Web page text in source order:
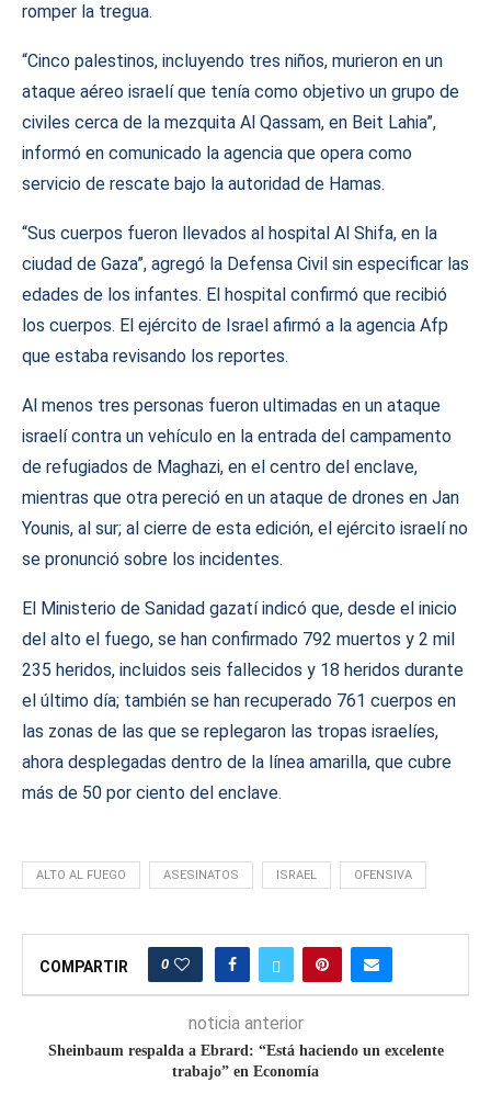
romper la tregua.
“Cinco palestinos, incluyendo tres niños, murieron en un
ataque aéreo israelí que tenía como objetivo un grupo de
civiles cerca de la mezquita Al Qassam, en Beit Lahia”,
informó en comunicado la agencia que opera como
servicio de rescate bajo la autoridad de Hamas.
“Sus cuerpos fueron llevados al hospital Al Shifa, en la
ciudad de Gaza”, agregó la Defensa Civil sin especificar las
edades de los infantes. El hospital confirmó que recibió
los cuerpos. El ejército de Israel afirmó a la agencia Afp
que estaba revisando los reportes.
Al menos tres personas fueron ultimadas en un ataque
israelí contra un vehículo en la entrada del campamento
de refugiados de Maghazi, en el centro del enclave,
mientras que otra pereció en un ataque de drones en Jan
Younis, al sur; al cierre de esta edición, el ejército israelí no
se pronunció sobre los incidentes.
El Ministerio de Sanidad gazatí indicó que, desde el inicio
del alto el fuego, se han confirmado 792 muertos y 2 mil
235 heridos, incluidos seis fallecidos y 18 heridos durante
el último día; también se han recuperado 761 cuerpos en
las zonas de las que se replegaron las tropas israelíes,
ahora desplegadas dentro de la línea amarilla, que cubre
más de 50 por ciento del enclave.
ALTO AL FUEGO ASESINATOS ISRAEL OFENSIVA
COMPARTIR 0
noticia anterior
Sheinbaum respalda a Ebrard: “Está haciendo un excelente
trabajo” en Economía